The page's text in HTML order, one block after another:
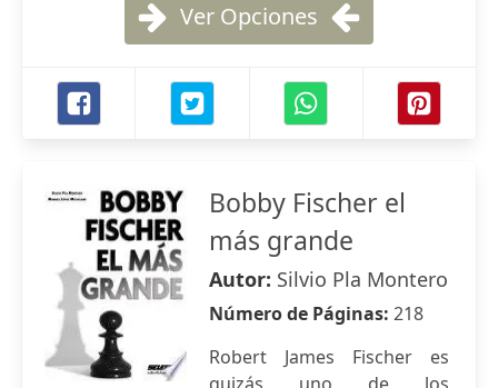
Ver Opciones
Bobby Fischer el
más grande
Autor: Silvio Pla Montero
Número de Páginas: 218
Robert James Fischer es